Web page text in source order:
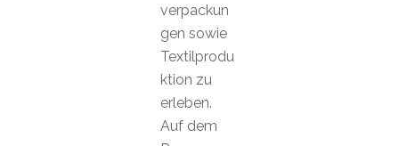
verpackun
gen sowie
Textilprodu
ktion zu
erleben.
Auf dem